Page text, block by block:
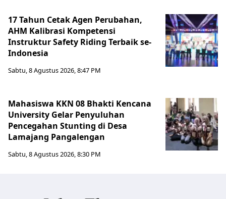
17 Tahun Cetak Agen Perubahan,
AHM Kalibrasi Kompetensi
Instruktur Safety Riding Terbaik se-
Indonesia
Sabtu, 8 Agustus 2026, 8:47 PM
Mahasiswa KKN 08 Bhakti Kencana
University Gelar Penyuluhan
Pencegahan Stunting di Desa
Lamajang Pangalengan
Sabtu, 8 Agustus 2026, 8:30 PM